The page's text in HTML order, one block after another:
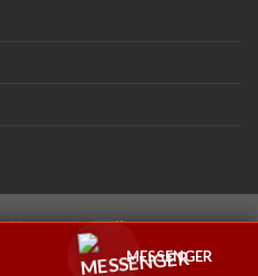
MESSENGER
Yến Sào Quốc Cường